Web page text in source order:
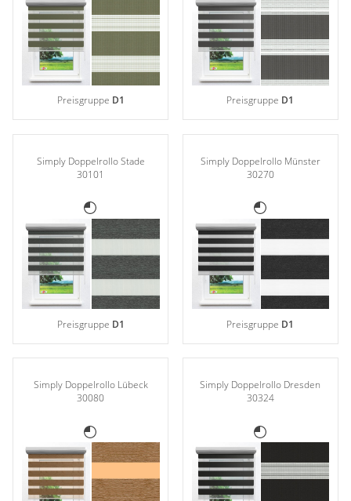
Preisgruppe D1 Preisgruppe D1
Simply Doppelrollo Stade
30101
Preisgruppe D1
Simply Doppelrollo Münster
30270
Preisgruppe D1
Simply Doppelrollo Lübeck
30080
Simply Doppelrollo Dresden
30324